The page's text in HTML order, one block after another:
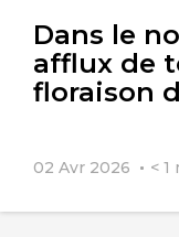
Dans le
afflux de
floraison
02 Avr 2026 < 1